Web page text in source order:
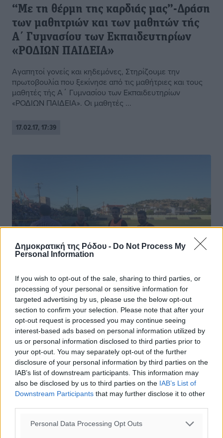
Δημοκρατική της Ρόδου - Do Not Process My
Personal Information
If you wish to opt-out of the sale, sharing to third parties, or
processing of your personal or sensitive information for
targeted advertising by us, please use the below opt-out
section to confirm your selection. Please note that after your
opt-out request is processed you may continue seeing
interest-based ads based on personal information utilized by
us or personal information disclosed to third parties prior to
your opt-out. You may separately opt-out of the further
disclosure of your personal information by third parties on the
IAB’s list of downstream participants. This information may
also be disclosed by us to third parties on the IAB’s List of
Downstream Participants that may further disclose it to other
Personal Data Processing Opt Outs
“Με τη θέρμη της καρδιάς μας”-Δράση
των μαθητριών και των μαθητών τής
Α΄ Γυμνασίου των Εκπαιδευτηρίων
«ΡΟΔΙΩΝ ΠΑΙΔΕΙΑ»
Αγαπητοί γονείς και κηδεμόνες, Στηρίζουμε την
πρωτοβουλία που ξεκίνησε από τις μαθήτριες και τους
μαθητές τής Α΄ Γυμνασίου των Εκπαιδευτηρίων
«ΡΟΔΙΩΝ ΠΑΙΔΕΙΑ». Οι μαθητές ...
17.02.17, 17:39
Α’ Κατηγορία: Ο Κυρίτσης στην
Αρχίπολη
Ορίστηκαν από την ΕΠΣΔ οι διαιτητές και οι βοηθοί που
θα «σφυρίξουν» τα παιχνίδια της 19ης αγωνιστικής του
πρωταθλήματος της Α’ Κατηγορίας. Η αναμέτρηση που
ξεχωρίζει, καθώς ...